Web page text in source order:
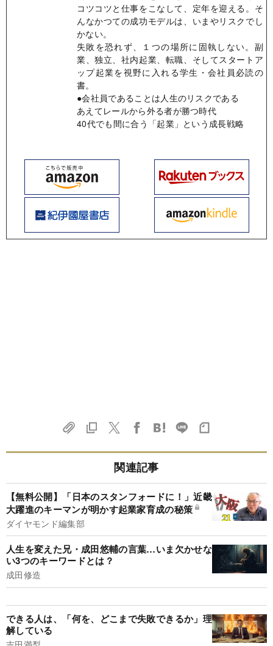
コツコツと仕事をこなして、定年を迎える。そ
んなかつての成功モデルは、いまやリスクでし
かない。
失敗を恐れず、１つの場所に固執しない。副
業、独立、社内起業、転職、そしてスタートア
ップ起業を視野に入れる学生・会社員必読の
書。
●会社員であることは人生のリスクである
あえてレールから外る者が勝つ時代
40代でも間に合う「起業」という成長戦略
関連記事
【無料公開】「日本のスタンフォードに！」近畿
大躍進のキーマンが明かす起業家育成の秘策
ダイヤモンド編集部
人生を変えた兄・成田悠輔の言葉…いま欠かせな
い3つのキーワードとは？
成田修造
できる人は、「何を、どこまで失敗できるか」理
解している